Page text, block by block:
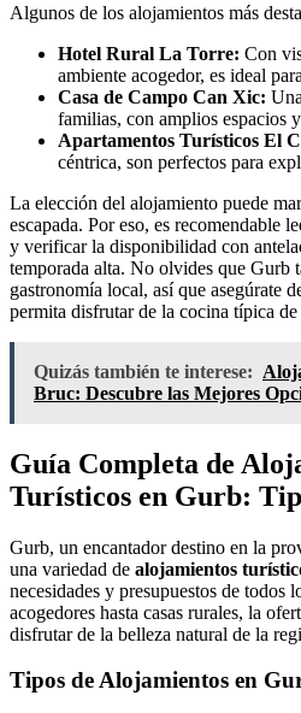
Algunos de los alojamientos más
Hotel Rural La Torre: Con
ambiente acogedor, es ideal
Casa de Campo Can Xic:
familias, con amplios espacios
Apartamentos Turísticos El
céntrica, son perfectos para
La elección del alojamiento puede
escapada. Por eso, es recomendable
y verificar la disponibilidad con
temporada alta. No olvides que Gurb
gastronomía local, así que asegúrate
permita disfrutar de la cocina típica
Quizás también te interese:
Bruc: Descubre las Mejores
Guía Completa de
Turísticos en Gurb:
Gurb, un encantador destino en la
una variedad de alojamientos
necesidades y presupuestos de todos
acogedores hasta casas rurales, la
disfrutar de la belleza natural de la
Tipos de Alojamientos en